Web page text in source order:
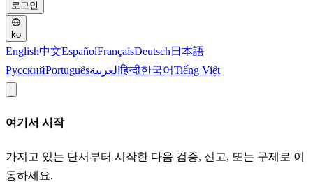
로그인
ko
English中文EspañolFrançaisDeutsch 日本語
РусскийPortuguêsالعربيةहिन्दी한국어Tiếng Việt
여기서 시작
가지고 있는 단서부터 시작한 다음 검증, 신고, 또는 구제로 이
동하세요.